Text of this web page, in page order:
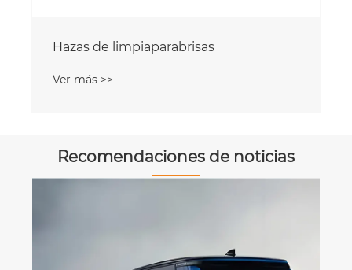
Hazas de limpiaparabrisas
Ver más >>
Recomendaciones de noticias